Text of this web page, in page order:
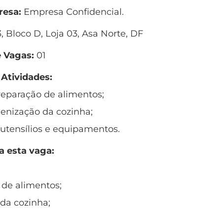
Empresa Confidencial.
Bloco D, Loja 03, Asa Norte, DF
01
de alimentos;
da cozinha;
e equipamentos.
esta vaga:
alimentos;
cozinha;